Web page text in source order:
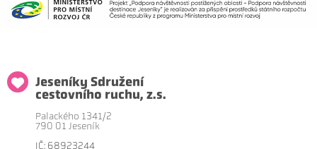
Jeseníky Sdružení
cestovního ruchu, z.s.
Palackého 1341/2
790 01 Jeseník
IČ: 68923244